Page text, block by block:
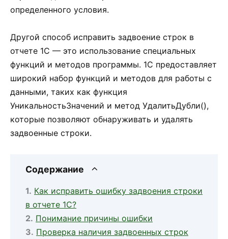
определенного условия.
Другой способ исправить задвоение строк в
отчете 1С — это использование специальных
функций и методов программы. 1С предоставляет
широкий набор функций и методов для работы с
данными, таких как функция
УникальностьЗначений и метод УдалитьДубли(),
которые позволяют обнаруживать и удалять
задвоенные строки.
Содержание
Как исправить ошибку задвоения строки
в отчете 1С?
Понимание причины ошибки
Проверка наличия задвоенных строк